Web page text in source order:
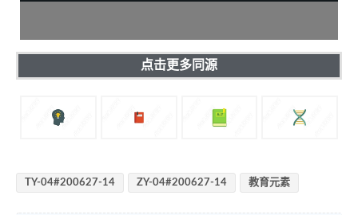
点击更多同源
TY-04#200627-14 ZY-04#200627-14 教育元素